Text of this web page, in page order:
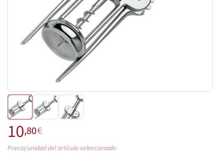
10,80€
Precio/unidad del artículo seleccionado